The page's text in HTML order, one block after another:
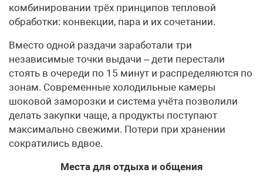
комбинировании трёх принципов тепловой
обработки: конвекции, пара и их сочетании.
Вместо одной раздачи заработали три
независимые точки выдачи – дети перестали
стоять в очереди по 15 минут и распределяются по
зонам. Современные холодильные камеры
шоковой заморозки и система учёта позволили
делать закупки чаще, а продукты поступают
максимально свежими. Потери при хранении
сократились вдвое.
Места для отдыха и общения